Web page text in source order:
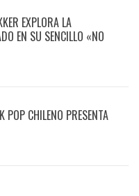
EXPLORA LA
EN SU SENCILLO «NO
POP CHILENO PRESENTA